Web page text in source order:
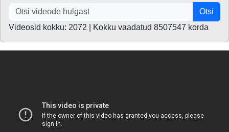
Otsi
Videosid kokku: 2072 | Kokku vaadatud 8507547 korda